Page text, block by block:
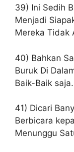
39) Ini Sedih
Menjadi
Mereka Tidak
40) Bahkan
Buruk Di
Baik-Baik saja.
41) Dicari
Berbicara
Menunggu